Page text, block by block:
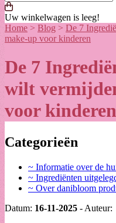
Uw winkelwagen is leeg!
Home > Blog > De 7
make-up voor kinderen
De 7
wilt
voor kinderen
Categorieën
~ Informatie over de
~ Ingrediënten
~ Over danibloom
Datum: 16-11-2025 - Auteur: